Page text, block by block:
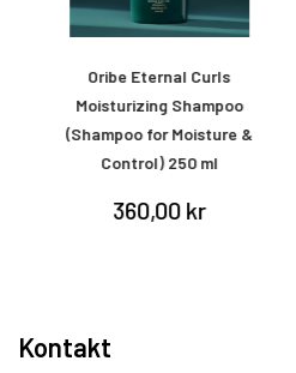
Oribe Eternal Curls
Moisturizing Shampoo
(Shampoo for Moisture &
Control) 250 ml
360,00 kr
Kontakt